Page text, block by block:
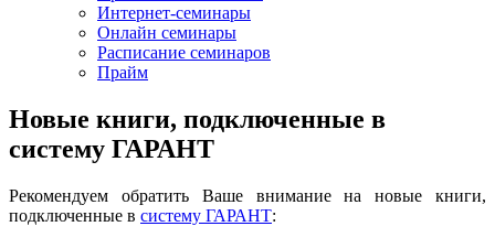
Интернет-семинары
Онлайн семинары
Расписание семинаров
Прайм
Новые книги, подключенные в
систему ГАРАНТ
Рекомендуем обратить Ваше внимание на новые книги,
подключенные в систему ГАРАНТ: